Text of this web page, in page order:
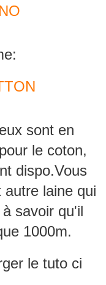
sont en
le coton,
dispo.Vous
laine qui
savoir qu'il
1000m.
le tuto ci